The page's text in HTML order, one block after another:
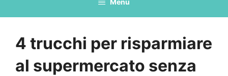
4 trucchi per risparmiare
al supermercato senza